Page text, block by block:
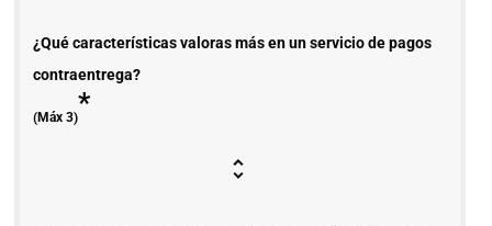
¿Qué características valoras más en un servicio de pagos
contraentrega?
(Máx 3)*